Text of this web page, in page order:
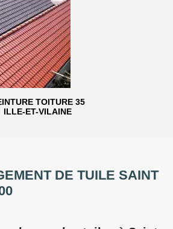
TOITURE 35
ILLE-ET-VILAINE
DE TUILE SAINT